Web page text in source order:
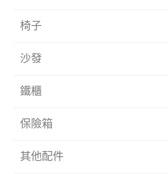
椅子
沙發
鐵櫃
保險箱
其他配件